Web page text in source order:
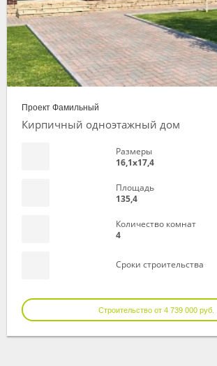
Проект Фамильный
Кирпичный одноэтажный дом
Размеры
16,1х17,4
Площадь
135,4
Количество комнат
4
Сроки строительства
Строительство от 4 739 000 руб.